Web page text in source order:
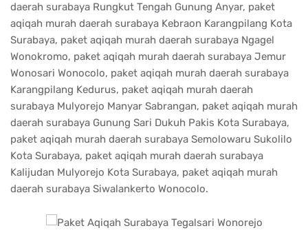
daerah surabaya Rungkut Tengah Gunung Anyar, paket
aqiqah murah daerah surabaya Kebraon Karangpilang Kota
Surabaya, paket aqiqah murah daerah surabaya Ngagel
Wonokromo, paket aqiqah murah daerah surabaya Jemur
Wonosari Wonocolo, paket aqiqah murah daerah surabaya
Karangpilang Kedurus, paket aqiqah murah daerah
surabaya Mulyorejo Manyar Sabrangan, paket aqiqah murah
daerah surabaya Gunung Sari Dukuh Pakis Kota Surabaya,
paket aqiqah murah daerah surabaya Semolowaru Sukolilo
Kota Surabaya, paket aqiqah murah daerah surabaya
Kalijudan Mulyorejo Kota Surabaya, paket aqiqah murah
daerah surabaya Siwalankerto Wonocolo.